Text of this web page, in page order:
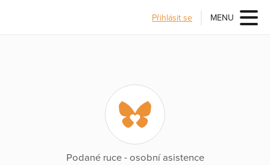
Přihlásit se MENU
Podané ruce - osobní asistence